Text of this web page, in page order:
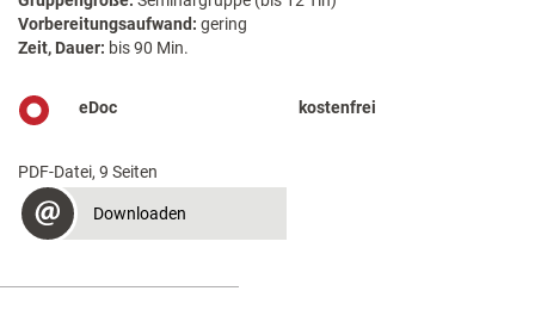
Vorbereitungsaufwand: gering
Zeit, Dauer: bis 90 Min.
eDoc kostenfrei
PDF-Datei, 9 Seiten
Downloaden